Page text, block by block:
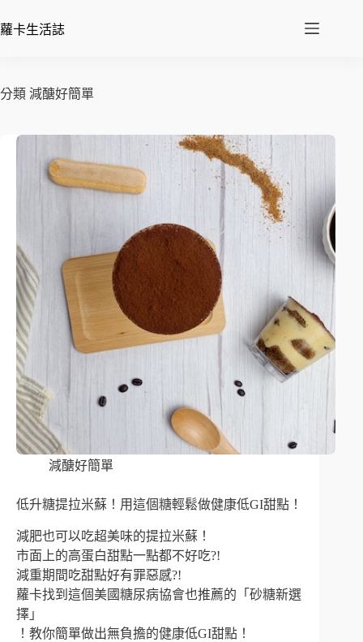
蘿卡生活誌
分類 減醣好簡單
減醣好簡單
低升糖提拉米蘇！用這個糖輕鬆做健康低GI甜點！
減肥也可以吃超美味的提拉米蘇！
市面上的高蛋白甜點一點都不好吃?!
減重期間吃甜點好有罪惡感?!
蘿卡找到這個美國糖尿病協會也推薦的「砂糖新選
擇」
！教你簡單做出無負擔的健康低GI甜點！